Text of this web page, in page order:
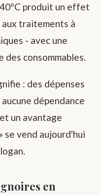
produit un effet
traitements à
- avec une
consommables.
: des dépenses
dépendance
un avantage
se vend aujourd'hui
en